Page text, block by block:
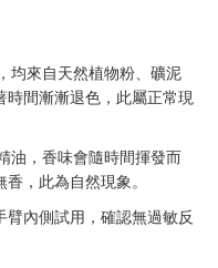
均來自天然植物粉、礦泥
時間漸漸退色，此屬正常現
油，香味會隨時間揮發而
，此為自然現象。
臂內側試用，確認無過敏反